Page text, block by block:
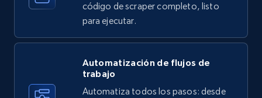
upc numbers
Title, Seller name, Brand, Description, Initial
price, Currency, Availability, Reviews count, and
35.3K+
código de scraper completo, listo
para ejecutar.
Automatización de flujos de
trabajo
Automatiza todos los pasos: desde